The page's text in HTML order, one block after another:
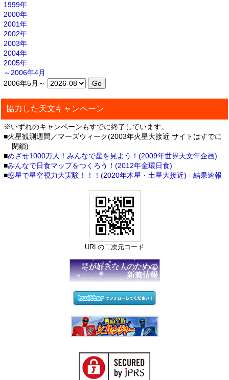
1999年
2000年
2001年
2002年
2003年
2004年
2005年
～2006年4月
2006年5月～
協力した天文キャンペーン
※いずれのキャンペーンもすでに終了しています。
■火星観測週間／マーズウィーク(2003年火星大接近 サイトはすでに
閉鎖)
■めざせ1000万人！みんなで星を見よう！(2009年世界天文年企画)
■みんなで日食マップをつくろう！(2012年金環日食)
■惑星で星空視力大実験！！！(2020年木星・土星大接近) - 結果速報
URLの二次元コード